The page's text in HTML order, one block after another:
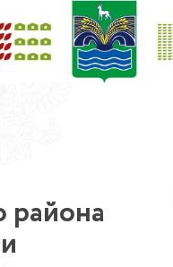
района